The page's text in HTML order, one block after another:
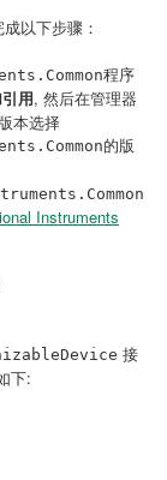
以下步骤：
程序
用, 然后在管理器
本选择
的版
Instruments
接
下: